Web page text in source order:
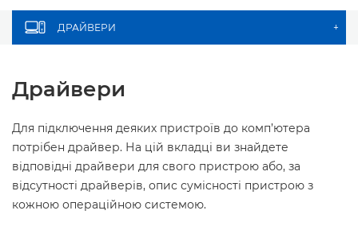
ДРАЙВЕРИ +
Драйвери
Для підключення деяких пристроїв до комп’ютера
потрібен драйвер. На цій вкладці ви знайдете
відповідні драйвери для свого пристрою або, за
відсутності драйверів, опис сумісності пристрою з
кожною операційною системою.